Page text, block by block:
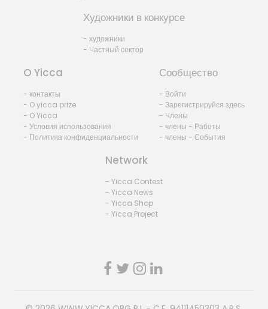
Художники в конкурсе
- художники
- Частный сектор
O Yicca
- контакты
- O yicca prize
- O Yicca
- Условия использования
- Политика конфиденциальности
Сообщество
- Войти
- Зарегистрируйся здесь
- Члены
- члены - Работы
- члены - События
Network
- Yicca Contest
- Yicca News
- Yicca Shop
- Yicca Project